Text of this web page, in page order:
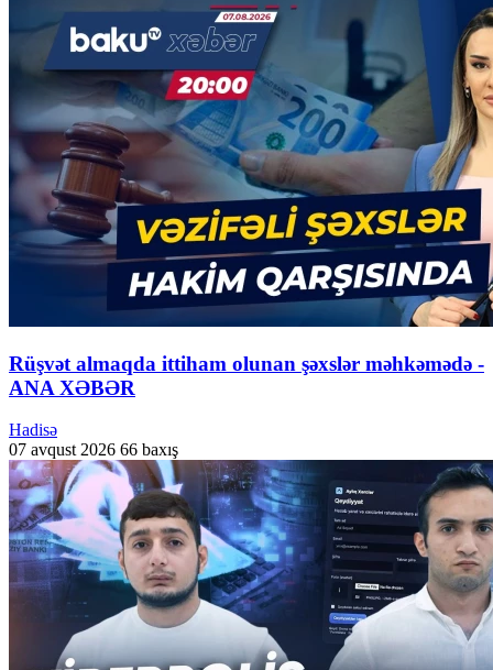
Rüşvət almaqda ittiham olunan şəxslər məhkəmədə -
ANA XƏBƏR
Hadisə
07 avqust 2026 66 baxış